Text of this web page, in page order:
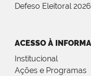
Defeso Eleitoral 2026
ACESSO À
Institucional
Ações e Programas